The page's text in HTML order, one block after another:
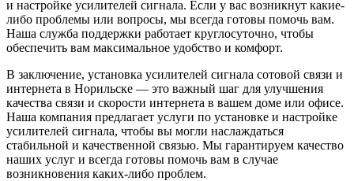
и настройке усилителей сигнала. Если у вас возникнут какие-
либо проблемы или вопросы, мы всегда готовы помочь вам.
Наша служба поддержки работает круглосуточно, чтобы
обеспечить вам максимальное удобство и комфорт.
В заключение, установка усилителей сигнала сотовой связи и
интернета в Норильске — это важный шаг для улучшения
качества связи и скорости интернета в вашем доме или офисе.
Наша компания предлагает услуги по установке и настройке
усилителей сигнала, чтобы вы могли наслаждаться
стабильной и качественной связью. Мы гарантируем качество
наших услуг и всегда готовы помочь вам в случае
возникновения каких-либо проблем.